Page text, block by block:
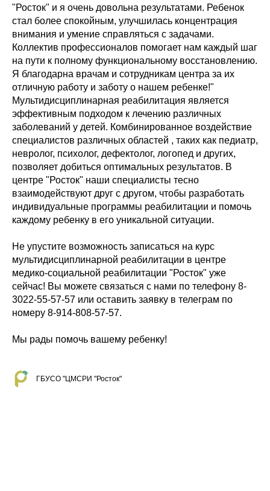
"Росток" и я очень довольна результатами. Ребенок
стал более спокойным, улучшилась концентрация
внимания и умение справляться с задачами.
Коллектив профессионалов помогает нам каждый шаг
на пути к полному функциональному восстановлению.
Я благодарна врачам и сотрудникам центра за их
отличную работу и заботу о нашем ребенке!"
Мультидисциплинарная реабилитация является
эффективным подходом к лечению различных
заболеваний у детей. Комбинированное воздействие
специалистов различных областей , таких как педиатр,
невролог, психолог, дефектолог, логопед и других,
позволяет добиться оптимальных результатов. В
центре "Росток" наши специалисты тесно
взаимодействуют друг с другом, чтобы разработать
индивидуальные программы реабилитации и помочь
каждому ребенку в его уникальной ситуации.
Не упустите возможность записаться на курс
мультидисциплинарной реабилитации в центре
медико-социальной реабилитации "Росток" уже
сейчас! Вы можете связаться с нами по телефону 8-
3022-55-57-57 или оставить заявку в телеграм по
номеру 8-914-808-57-57.
Мы рады помочь вашему ребенку!
ГБУСО "ЦМСРИ "Росток"